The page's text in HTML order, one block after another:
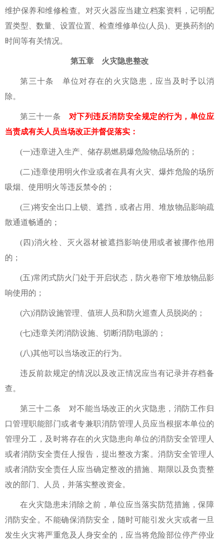
维护保养和维修检查。对灭火器应当建立档案资料，记明配
置类型、数量、设置位置、检查维修单位(人员)、更换药剂的
时间等有关情况。
第五章 火灾隐患整改
第三十条 单位对存在的火灾隐患，应当及时予以消
除。
第三十一条
对下列违反消防安全规定的行为，单位应
当责成有关人员当场改正并督促落实：
(一)违章进入生产、储存易燃易爆危险物品场所的；
(二)违章使用明火作业或者在具有火灾、爆炸危险的场所
吸烟、使用明火等违反禁令的；
(三)将安全出口上锁、遮挡，或者占用、堆放物品影响疏
散通道畅通的；
(四)消火栓、灭火器材被遮挡影响使用或者被挪作他用
的；
(五)常闭式防火门处于开启状态，防火卷帘下堆放物品影
响使用的；
(六)消防设施管理、值班人员和防火巡查人员脱岗的；
(七)违章关闭消防设施、切断消防电源的；
(八)其他可以当场改正的行为。
违反前款规定的情况以及改正情况应当有记录并存档备
查。
第三十二条 对不能当场改正的火灾隐患，消防工作归
口管理职能部门或者专兼职消防管理人员应当根据本单位的
管理分工，及时将存在的火灾隐患向单位的消防安全管理人
或者消防安全责任人报告，提出整改方案。消防安全管理人
或者消防安全责任人应当确定整改的措施、期限以及负责整
改的部门、人员，并落实整改资金。
在火灾隐患未消除之前，单位应当落实防范措施，保障
消防安全。不能确保消防安全，随时可能引发火灾或者一旦
发生火灾将严重危及人身安全的，应当将危险部位停产停业